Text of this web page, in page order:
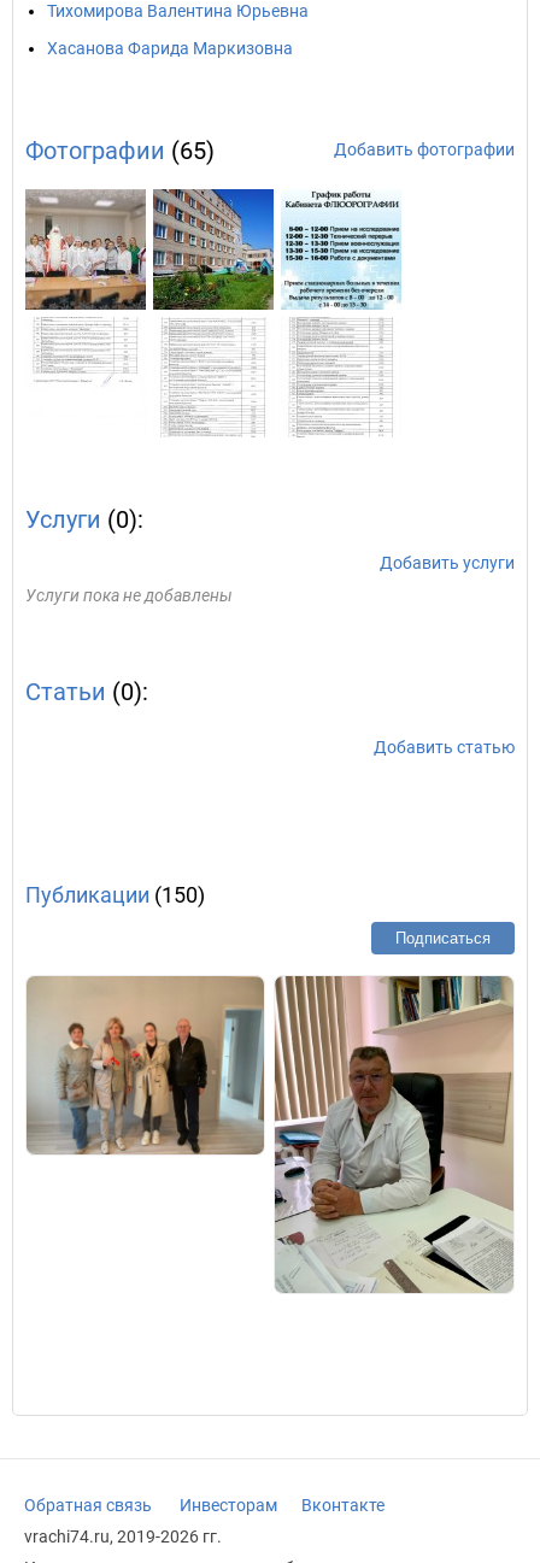
Тихомирова Валентина Юрьевна
Хасанова Фарида Маркизовна
Фотографии (65) Добавить фотографии
Услуги (0):
Добавить услуги
Услуги пока не добавлены
Статьи (0):
Добавить статью
Публикации (150)
Подписаться
Обратная связь Инвесторам
Вконтакте
vrachi74.ru, 2019-2026 гг.